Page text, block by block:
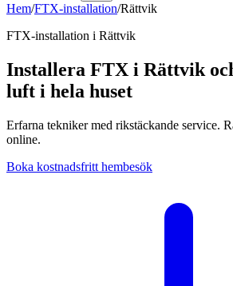
Hem/FTX-installation/Rättvik
FTX-installation i Rättvik
Installera FTX i Rättvik
luft i hela huset
Erfarna tekniker med rikstäckande service.
online.
Boka kostnadsfritt hembesök